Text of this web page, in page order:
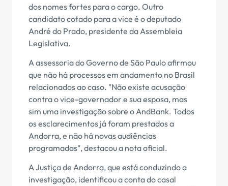
dos nomes fortes para o cargo. Outro
candidato cotado para a vice é o deputado
André do Prado, presidente da Assembleia
Legislativa.
A assessoria do Governo de São Paulo afirmou
que não há processos em andamento no Brasil
relacionados ao caso. "Não existe acusação
contra o vice-governador e sua esposa, mas
sim uma investigação sobre o AndBank. Todos
os esclarecimentos já foram prestados a
Andorra, e não há novas audiências
programadas", destacou a nota oficial.
A Justiça de Andorra, que está conduzindo a
investigação, identificou a conta do casal